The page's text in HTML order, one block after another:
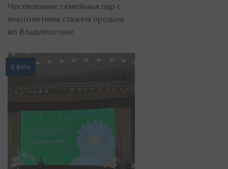
Чествование семейных пар с
многолетним стажем прошло
во Владивостоке
8 фото